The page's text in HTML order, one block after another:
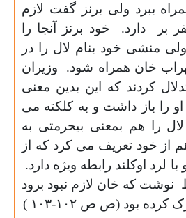
ببرد ولی برنز گفت لازم
بر دارد. خود برنز آنجا را
منشی خود بنام لال را در
خان همراه شود. وزیران
کردند که این بدین معنی
را باز داشت و به کلکته می
را هم بمعنی بیحرمتی به
از خود تعریف می کرد که از
لرد اوکلند رابطه ویژه دارد.
نوشت که خان لازم نبود برود
کرده بود (ص ص ۱۰۲-۱۰۳ )